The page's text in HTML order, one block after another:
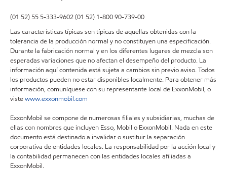
(01 52) 55 5-333-9602 (01 52) 1-800 90-739-00
Las características típicas son típicas de aquellas obtenidas con la
tolerancia de la producción normal y no constituyen una especificación.
Durante la fabricación normal y en los diferentes lugares de mezcla son
esperadas variaciones que no afectan el desempeño del producto. La
información aquí contenida está sujeta a cambios sin previo aviso. Todos
los productos pueden no estar disponibles localmente. Para obtener más
información, comuníquese con su representante local de ExxonMobil, o
vistewww.exxonmobil.com
ExxonMobil se compone de numerosas filiales y subsidiarias, muchas de
ellas con nombres que incluyen Esso, Mobil o ExxonMobil. Nada en este
documento está destinado a invalidar o sustituir la separación
corporativa de entidades locales. La responsabilidad por la acción local y
la contabilidad permanecen con las entidades locales afiliadas a
ExxonMobil.